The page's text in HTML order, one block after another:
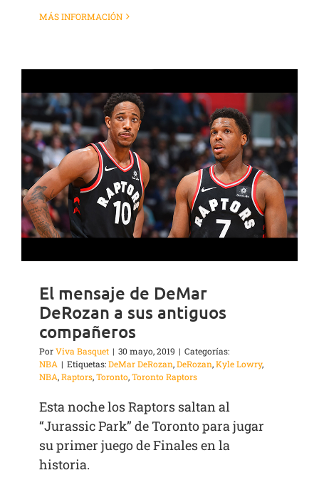
MÁS INFORMACIÓN
El mensaje de DeMar
DeRozan a sus antiguos
compañeros
PorViva Basquet | 30 mayo, 2019 | Categorías:
NBA | Etiquetas:DeMar DeRozan,DeRozan,Kyle Lowry,
NBA,Raptors,Toronto,Toronto Raptors
Esta noche los Raptors saltan al
“Jurassic Park” de Toronto para jugar
su primer juego de Finales en la
historia.